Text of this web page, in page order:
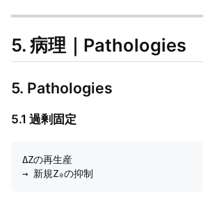
5. 病理｜Pathologies
5. Pathologies
5.1 過剰固定
ΔZの再生産